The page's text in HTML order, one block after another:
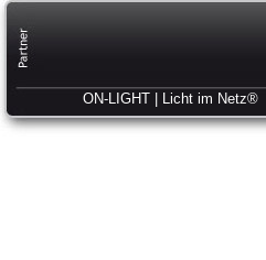
ON-LIGHT | Licht im Netz®